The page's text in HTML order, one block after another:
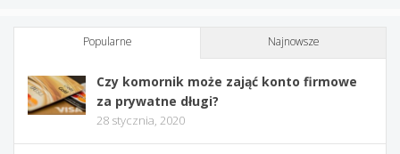
Popularne Najnowsze
Czy komornik może zająć konto firmowe
za prywatne długi?
28 stycznia, 2020